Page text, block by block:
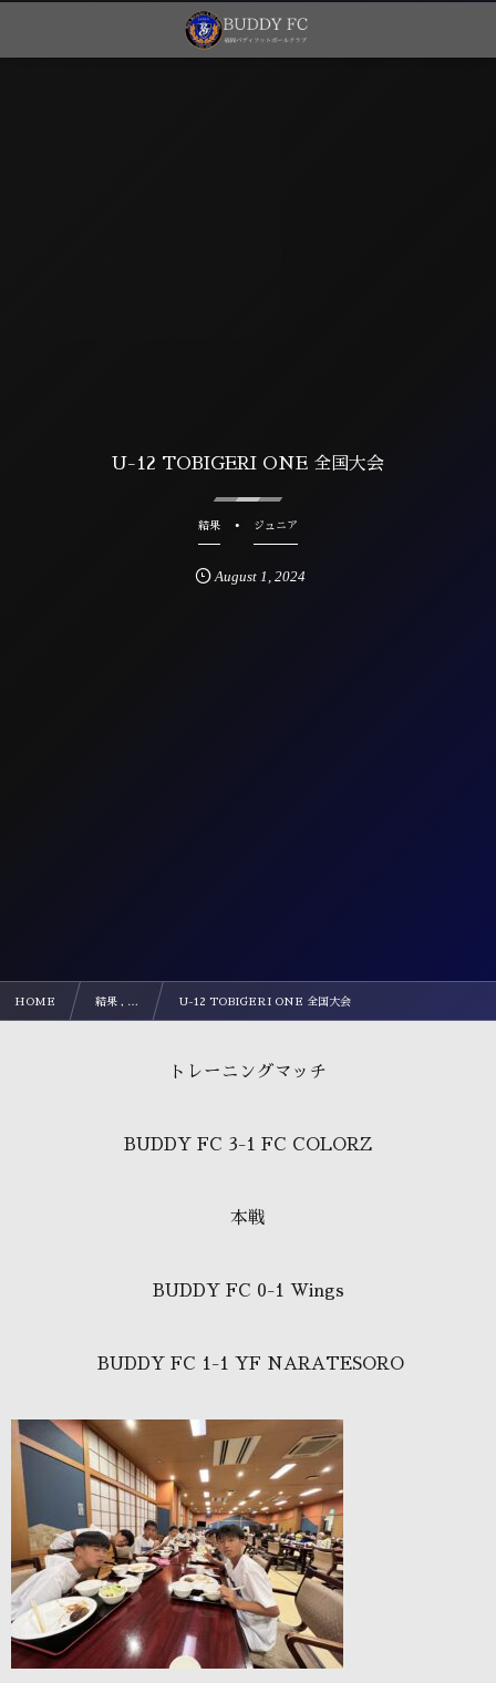
U-12 TOBIGERI ONE 全国大会
結果 ジュニア
August 1 2024
HOME 結果 , … U-12 TOBIGERI ONE 全国大会
トレーニングマッチ
BUDDY FC 3-1 FC COLORZ
本戦
BUDDY FC 0-1 Wings
BUDDY FC 1-1 YF NARATESORO